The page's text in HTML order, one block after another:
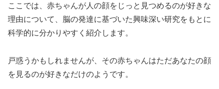
ここでは、赤ちゃんが人の顔をじっと見つめるのが好きな
理由について、脳の発達に基づいた興味深い研究をもとに
科学的に分かりやすく紹介します。
戸惑うかもしれませんが、その赤ちゃんはただあなたの顔
を見るのが好きなだけのようです。